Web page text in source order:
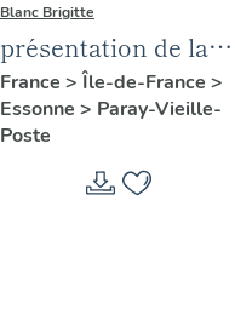
Blanc Brigitte
présentation de la
commune de Paray-
Vieille-Poste
France > Île-de-France >
Essonne > Paray-Vieille-
Poste